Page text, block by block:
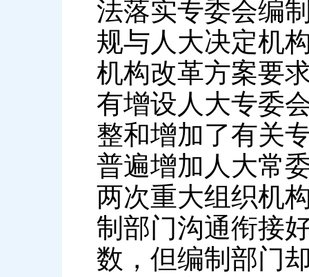
法落实专委会编
规与人大决定机
机构改革方案要
有增设人大专委
整和增加了有关
普遍增加人大常
两次重大组织机
制部门沟通衔接
数，但编制部门